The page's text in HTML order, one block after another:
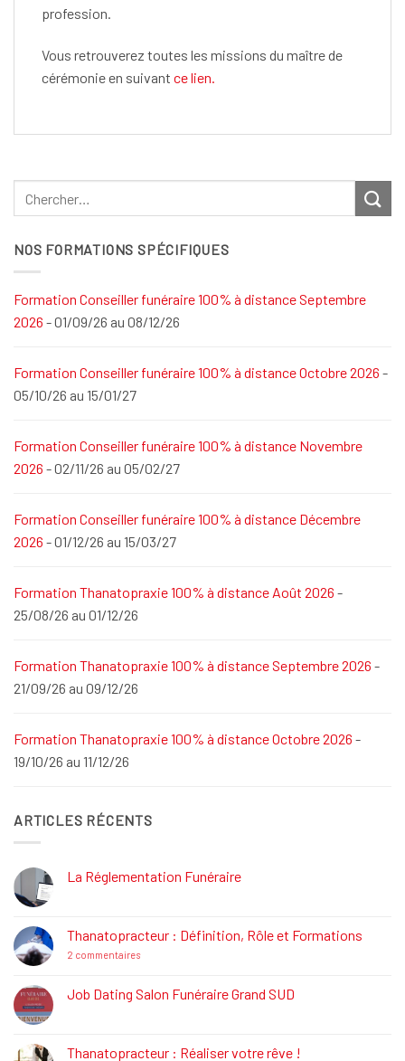
profession.
Vous retrouverez toutes les missions du maître de
cérémonie en suivant ce lien.
NOS FORMATIONS SPÉCIFIQUES
Formation Conseiller funéraire 100% à distance Septembre
2026 - 01/09/26 au 08/12/26
Formation Conseiller funéraire 100% à distance Octobre 2026 -
05/10/26 au 15/01/27
Formation Conseiller funéraire 100% à distance Novembre
2026 - 02/11/26 au 05/02/27
Formation Conseiller funéraire 100% à distance Décembre
2026 - 01/12/26 au 15/03/27
Formation Thanatopraxie 100% à distance Août 2026 -
25/08/26 au 01/12/26
Formation Thanatopraxie 100% à distance Septembre 2026 -
21/09/26 au 09/12/26
Formation Thanatopraxie 100% à distance Octobre 2026 -
19/10/26 au 11/12/26
ARTICLES RÉCENTS
La Réglementation Funéraire
La
Réglementation
Funéraire
Thanatopracteur : Définition, Rôle et Formations
2 commentairessur
Définition,
Rôle
Job Dating Salon Funéraire Grand SUD
Job
Dating
Thanatopracteur : Réaliser votre rêve !